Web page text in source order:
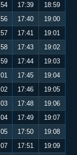
17:39
18:59
17:40
19:00
17:41
19:01
17:43
19:02
17:44
19:03
17:45
19:04
17:46
19:05
17:48
19:06
17:49
19:07
17:50
19:08
17:51
19:09